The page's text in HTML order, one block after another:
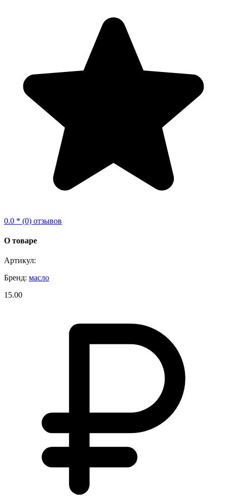
0.0 * (0) отзывов
О товаре
Артикул:
Бренд: масло
15.00